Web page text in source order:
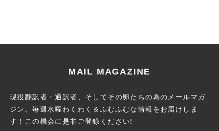
MAIL MAGAZINE
現役翻訳者・通訳者、そしてその卵たちの為のメールマガ
ジン。毎週水曜わくわく＆ふむふむな情報をお届けしま
す！この機会に 是非ご登録ください!